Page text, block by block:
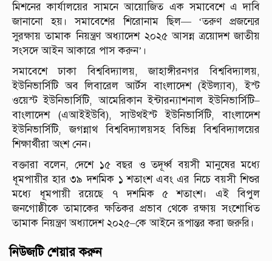
মিশনের কার্যালয়ের সামনে আয়োজিত এক সমাবেশে এ দাবি
জানানো হয়। সমাবেশের শিরোনাম ছিল— ‘তরুণ প্রজন্মের
সুরক্ষায় তামাক নিয়ন্ত্রণ অধ্যাদেশ ২০২৫ আসন্ন ত্রয়োদশ জাতীয়
সংসদে আইন আকারে পাস করুন’।
সমাবেশে ঢাকা বিশ্ববিদ্যালয়, জাহাঙ্গীরনগর বিশ্ববিদ্যালয়,
ইউনিভার্সিটি অব লিবারেল আর্টস বাংলাদেশ (ইউল্যাব), ইস্ট
ওয়েস্ট ইউনিভার্সিটি, আমেরিকান ইন্টারন্যাশনাল ইউনিভার্সিটি–
বাংলাদেশ (এআইইউবি), সাউথইস্ট ইউনিভার্সিটি, বাংলাদেশ
ইউনিভার্সিটি, জগন্নাথ বিশ্ববিদ্যালয়সহ বিভিন্ন বিশ্ববিদ্যালয়ের
শিক্ষার্থীরা অংশ নেন।
বক্তারা বলেন, দেশে ১৫ বছর ও তদূর্ধ্ব বয়সী মানুষের মধ্যে
ধূমপায়ীর হার ৩৯ দশমিক ১ শতাংশ এবং এর নিচে বয়সী শিশুর
মধ্যে ধূমপায়ী রয়েছে ৭ দশমিক ৫ শতাংশ। এই বিপুল
জনগোষ্ঠীকে তামাকের ক্ষতিকর প্রভাব থেকে রক্ষায় সংশোধিত
তামাক নিয়ন্ত্রণ অধ্যাদেশ ২০২৫–কে আইনে রূপান্তর করা জরুরি।
নিউজটি শেয়ার করুন